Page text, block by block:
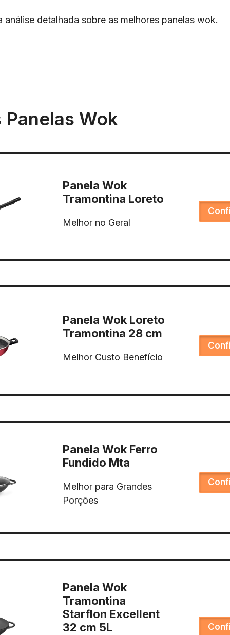
análise detalhada sobre as melhores panelas wok.
Wok
Panela Wok
Tramontina Loreto
Melhor no Geral
Panela Wok Loreto
Tramontina 28 cm
Melhor Custo Benefício
Panela Wok Ferro
Fundido Mta
Melhor para Grandes
Porções
Panela Wok
Tramontina
Starflon Excellent
32 cm 5L